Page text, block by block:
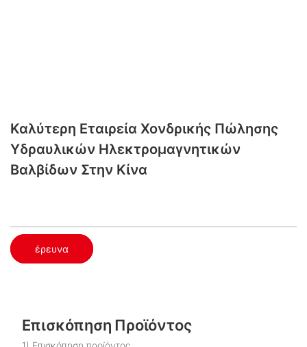
Καλύτερη Εταιρεία Χονδρικής Πώλησης
Υδραυλικών Ηλεκτρομαγνητικών
Βαλβίδων Στην Κίνα
έρευνα
Επισκόπηση Προϊόντος